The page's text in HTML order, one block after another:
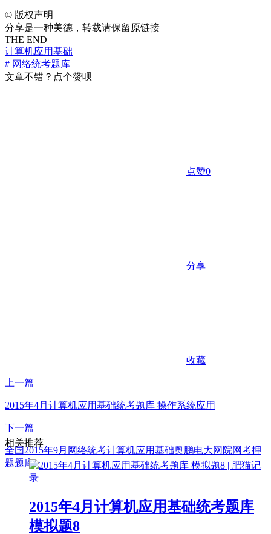
© 版权声明
分享是一种美德，转载请保留原链接
THE END
计算机应用基础
# 网络统考题库
文章不错？点个赞呗
点赞0
分享
收藏
上一篇
2015年4月计算机应用基础统考题库 操作系统应用
下一篇
全国2015年9月网络统考计算机应用基础奥鹏电大网院网考押
题题库
相关推荐
2015年4月计算机应用基础统考题库
模拟题8